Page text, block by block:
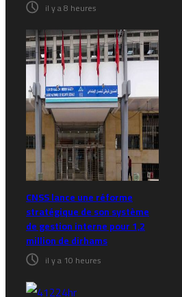
il y a 8 heures
CNSS lance une réforme
stratégique de son système
de gestion interne pour 1,2
million de dirhams
il y a 10 heures